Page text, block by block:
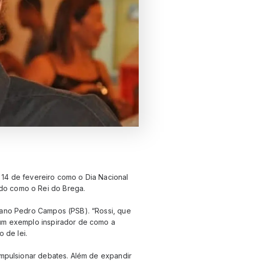
de fevereiro como o Dia Nacional
como o Rei do Brega.
Pedro Campos (PSB). “Rossi, que
exemplo inspirador de como a
de lei.
debates. Além de expandir